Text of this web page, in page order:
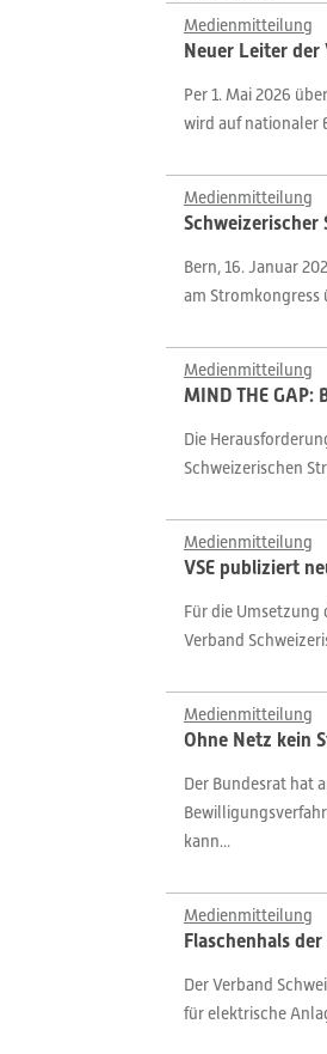
Medienmitteilung
Neuer Leiter der
Per 1. Mai 2026
wird auf nationaler
Medienmitteilung
Schweizerischer
Bern, 16. Januar
am Stromkongress
Medienmitteilung
MIND THE
Die
Schweizerischen
Medienmitteilung
VSE publiziert
Für die Umsetzung
Verband
Medienmitteilung
Ohne Netz kein
Der Bundesrat hat
kann...
Medienmitteilung
Flaschenhals
Der Verband
für elektrische